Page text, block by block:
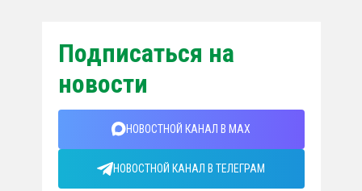
Подписаться на
новости
НОВОСТНОЙ КАНАЛ В MAX
НОВОСТНОЙ КАНАЛ В ТЕЛЕГРАМ